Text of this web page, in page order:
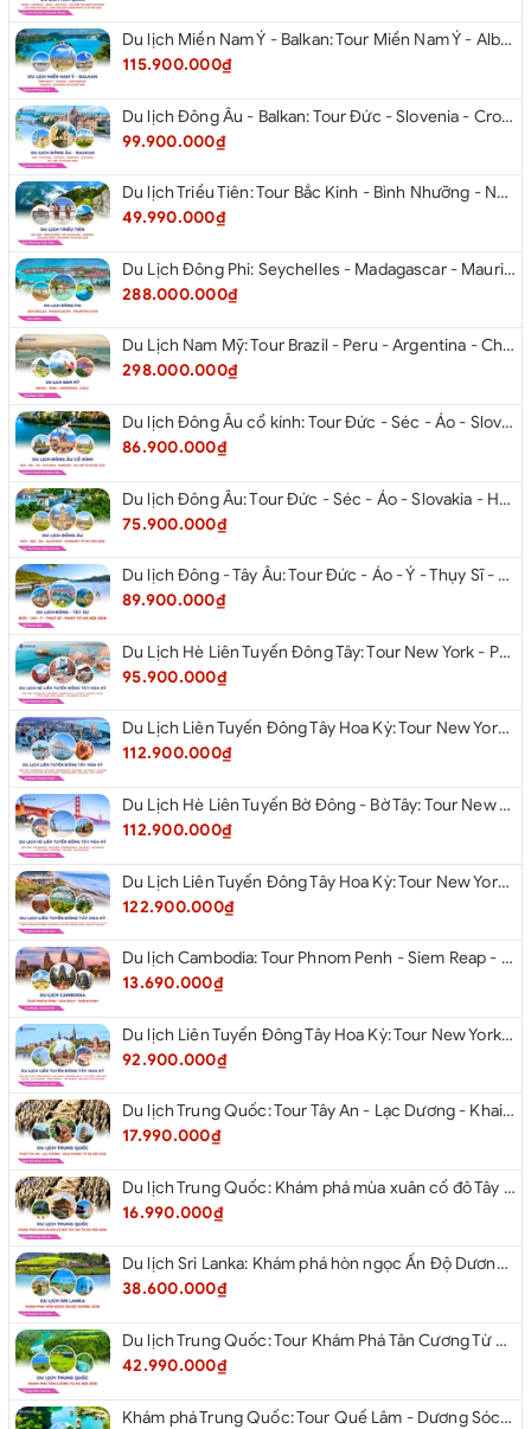
Du lịch Miền Nam Ý - Balkan: Tour Miền Nam Ý - Albania - Montenegro - Croatia - Slovenia từ Hà Nội 2026
115.900.000₫
Du lịch Đông Âu - Balkan: Tour Đức - Slovenia - Croatia - Hungary - Slovakia - Áo - Séc từ Hà Nội 2026
99.900.000₫
Du lịch Triều Tiên: Tour Bắc Kinh - Bình Nhưỡng - Núi Myohyang - Kaesong - Bàn Môn Điếm - Đan Đông từ Hà Nội 2026
49.990.000₫
Du Lịch Đông Phi: Seychelles - Madagascar - Mauritius 2026
288.000.000₫
Du Lịch Nam Mỹ: Tour Brazil - Peru - Argentina - Chile 2026
298.000.000₫
Du lịch Đông Âu cổ kính: Tour Đức - Séc - Áo - Slovakia - Hungary - Ba Lan từ Hà Nội 2026
86.900.000₫
Du lịch Đông Âu: Tour Đức - Séc - Áo - Slovakia - Hungary từ Hà Nội 2026
75.900.000₫
Du lịch Đông - Tây Âu: Tour Đức - Áo - Ý - Thụy Sĩ - Pháp từ Hà Nội 2026
89.900.000₫
Du Lịch Hè Liên Tuyến Đông Tây: Tour New York - Philadelphia - Delaware - Washington Dc - Las Vegas - Red Rock Canyon - Little Saigon - Santa Monica - Los Angeles - San Diego Từ Hà Nội 2026
95.900.000₫
Du Lịch Liên Tuyến Đông Tây Hoa Kỳ: Tour New York - Philadelphia - Delaware - Washington Dc - San Diego - Los Angeles - Las Vegas - Antelope Canyon (Hẻm Núi Linh Dương) - Horseshoe Bend - Monument - Page - Phoenix Từ Hà Nội 2026
112.900.000₫
Du Lịch Hè Liên Tuyến Bờ Đông - Bờ Tây: Tour New York - Philadelphia - Delaware - Washington Dc - Las Vegas - Los Angeles - Hollywood - San Diego - San Jose - San Francisco - Từ Hà Nội 2026
112.900.000₫
Du Lịch Liên Tuyến Đông Tây Hoa Kỳ: Tour New York - Boston - New Hampshire - Artist’s Bluff - Echo Lake Kancamagus Highway - White Mountains - Albany - Buffalo - Niagara Falls Corning - Washington Dc - Las Vegas - Red Rock Canyon - Los Angeles - San Diego Từ Hà Nội 2026
122.900.000₫
Du lịch Cambodia: Tour Phnom Penh - Siem Reap - Phnom Penh
13.690.000₫
Du lịch Liên Tuyến Đông Tây Hoa Kỳ: Tour New York - Philadelphia - Delaware - Washington D.C - Las Vegas - Red rock Canyon - Little Saigon - Santa Monica - Los Angeles - San Diego từ Hà Nội 2026
92.900.000₫
Du lịch Trung Quốc: Tour Tây An - Lạc Dương - Khai Phong từ Hà Nội 2026
17.990.000₫
Du lịch Trung Quốc: Khám phá mùa xuân cố đô Tây An từ Hà Nội 2026
16.990.000₫
Du lịch Sri Lanka: Khám phá hòn ngọc Ấn Độ Dương 2026
38.600.000₫
Du lịch Trung Quốc: Tour Khám Phá Tân Cương Từ Hà Nội 2026
42.990.000₫
Khám phá Trung Quốc: Tour Quế Lâm - Dương Sóc từ Hà Nội 2026